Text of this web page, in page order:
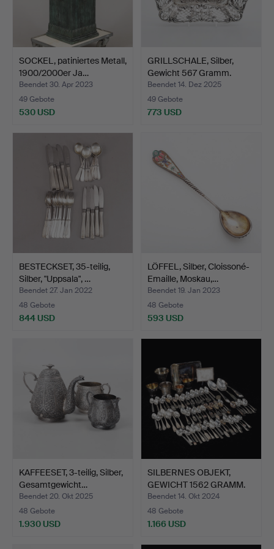
SOCKEL, patiniertes Metall,
1900/2000er Ja…
Beendet 30. Apr 2023
49 Gebote
530 USD
GRILLSCHALE, Silber,
Gewicht 567 Gramm.
Beendet 14. Dez 2025
49 Gebote
773 USD
BESTECKSET, 35-teilig,
Silber, "Uppsala", …
Beendet 27. Jan 2022
48 Gebote
844 USD
LÖFFEL, Silber, Cloissoné-
Emaille, Moskau,…
Beendet 19. Jan 2023
48 Gebote
593 USD
KAFFEESET, 3-teilig, Silber,
Gesamtgewicht…
Beendet 20. Okt 2025
48 Gebote
1.930 USD
SILBERNES OBJEKT,
GEWICHT 1562 GRAMM.
Beendet 14. Okt 2024
48 Gebote
1.166 USD